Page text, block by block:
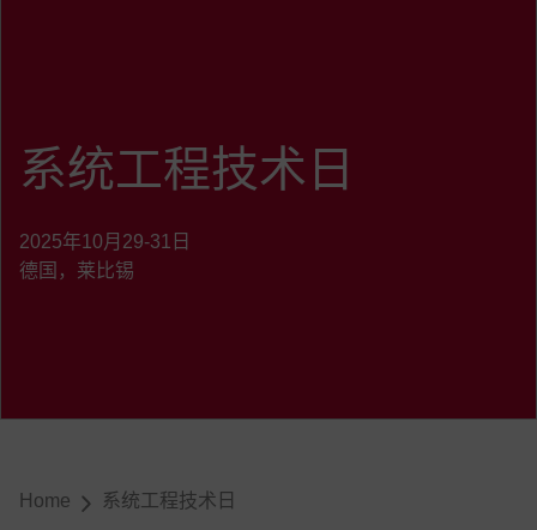
系统工程技术日
2025年10月29-31日
德国，莱比锡
导航
Home 系统工程技术日